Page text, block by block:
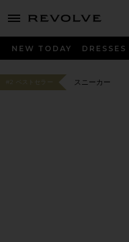
menu - shows more content
NEW TODAY DRESSES
#2 ベストセラー スニーカー